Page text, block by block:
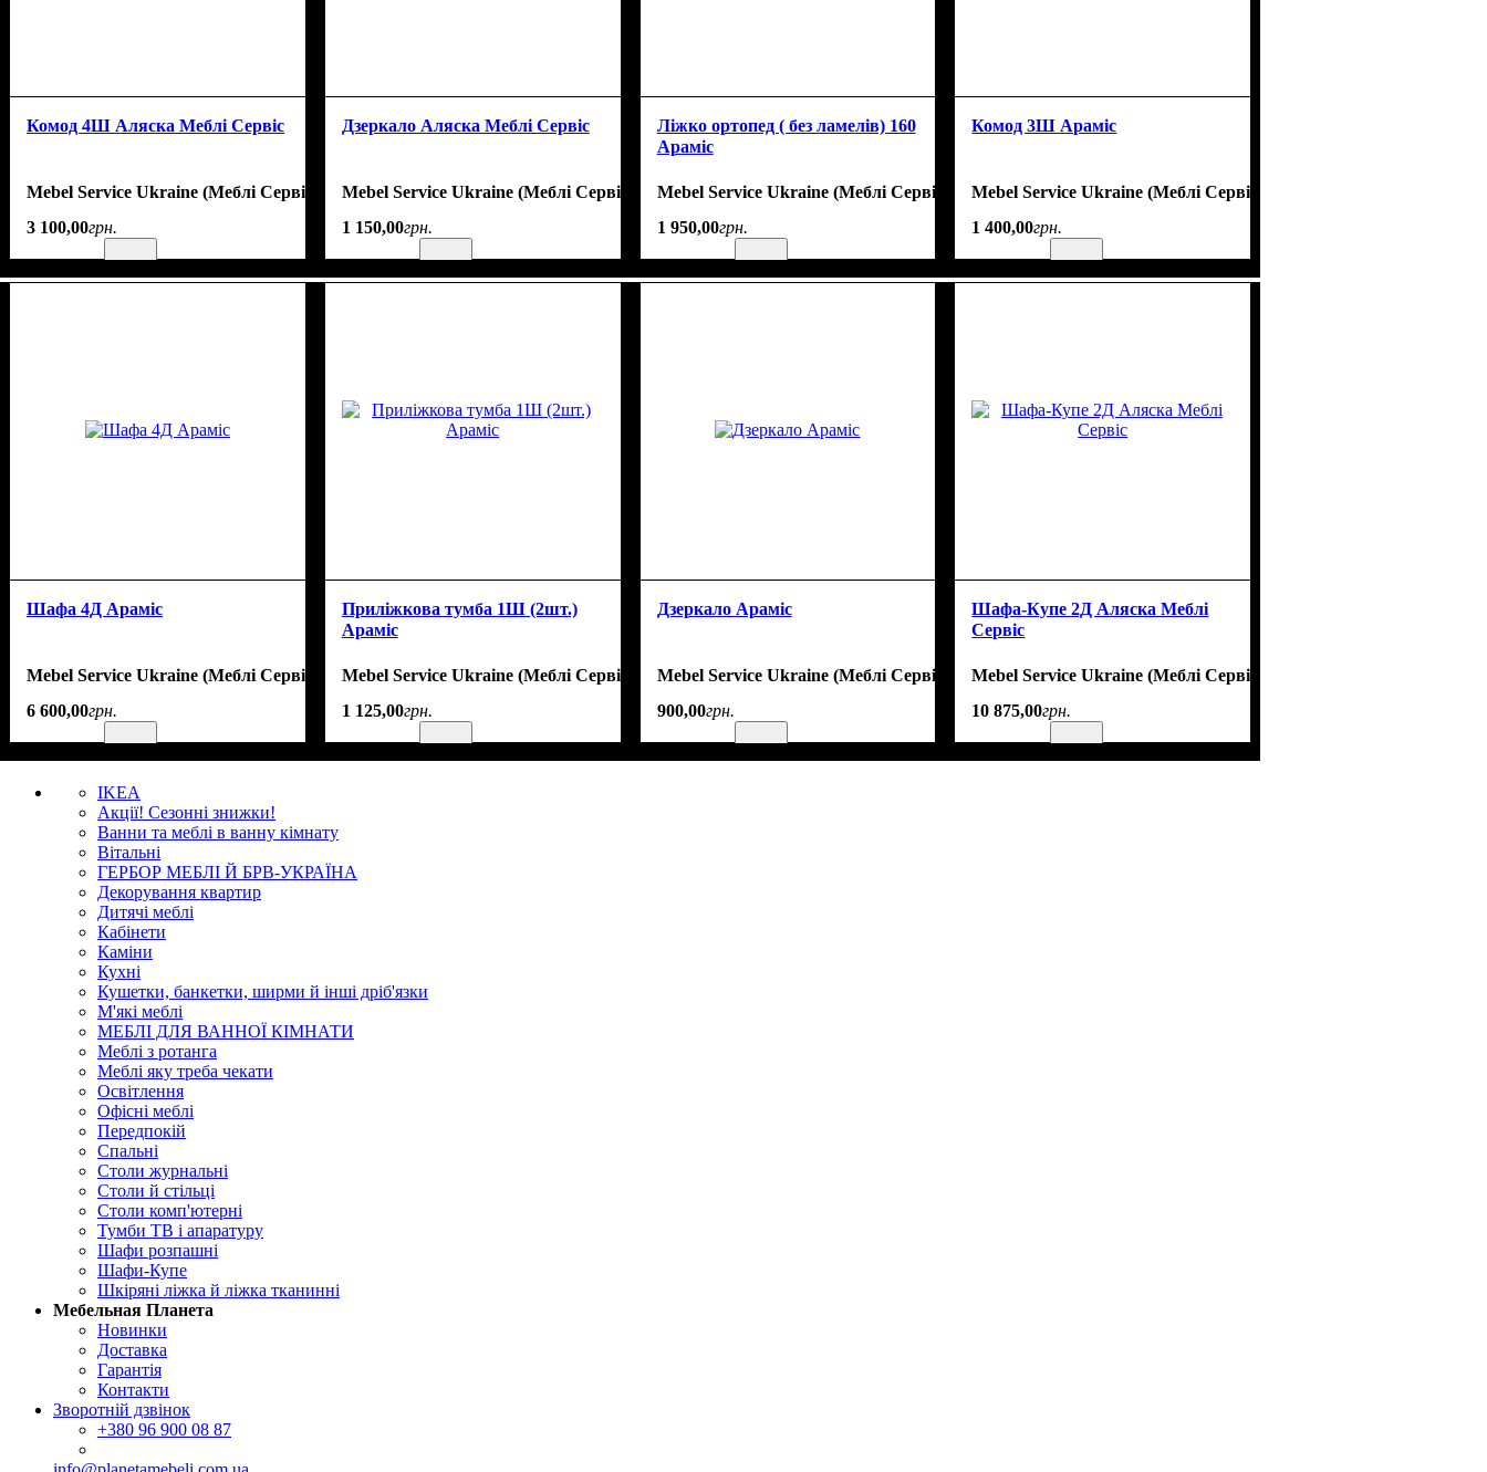
Комод 4Ш Аляска Меблі Сервіс
Mebel Service Ukraine (Меблі Сервіс)
3 100,00грн.
Дзеркало Аляска Меблі Сервіс
Mebel Service Ukraine (Меблі Сервіс)
1 150,00грн.
Ліжко ортопед ( без ламелів) 160
Араміс
Mebel Service Ukraine (Меблі Сервіс)
1 950,00грн.
Комод 3Ш Араміс
Mebel Service Ukraine (Меблі Сервіс)
1 400,00грн.
Шафа 4Д Араміс
Mebel Service Ukraine (Меблі Сервіс)
6 600,00грн.
Приліжкова тумба 1Ш (2шт.)
Араміс
Mebel Service Ukraine (Меблі Сервіс)
1 125,00грн.
Дзеркало Араміс
Mebel Service Ukraine (Меблі Сервіс)
900,00грн.
Шафа-Купе 2Д Аляска Меблі
Сервіс
Mebel Service Ukraine (Меблі Сервіс)
10 875,00грн.
IKEA
Акції! Сезонні знижки!
Ванни та меблі в ванну кімнату
Вітальні
ГЕРБОР МЕБЛІ Й БРВ-УКРАЇНА
Декорування квартир
Дитячі меблі
Кабінети
Каміни
Кухні
Кушетки, банкетки, ширми й інші дріб'язки
М'які меблі
МЕБЛІ ДЛЯ ВАННОЇ КІМНАТИ
Меблі з ротанга
Меблі яку треба чекати
Освітлення
Офісні меблі
Передпокій
Спальні
Столи журнальні
Столи й стільці
Столи комп'ютерні
Тумби ТВ і апаратуру
Шафи розпашні
Шафи-Купе
Шкіряні ліжка й ліжка тканинні
Мебельная Планета
Новинки
Доставка
Гарантія
Контакти
Зворотній дзвінок
+380 96 900 08 87